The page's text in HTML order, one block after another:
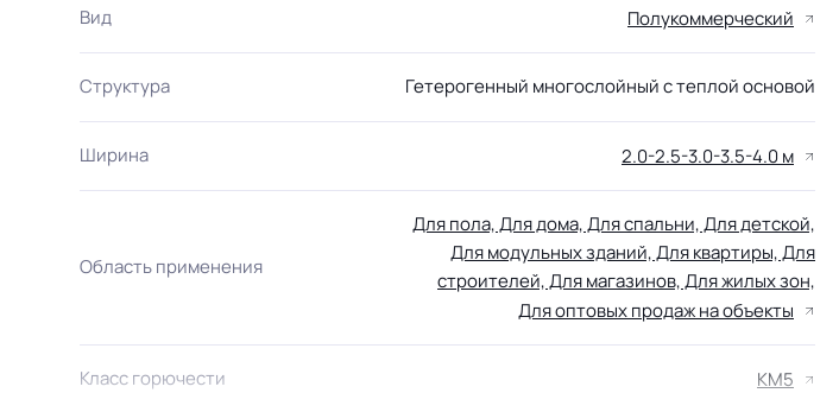
Вид Полукоммерческий
Структура Гетерогенный многослойный с теплой основой
Ширина 2.0-2.5-3.0-3.5-4.0 м
Область применения
Для пола, Для дома, Для спальни, Для детской,
Для модульных зданий, Для квартиры, Для
строителей, Для магазинов, Для жилых зон,
Для оптовых продаж на объекты
Класс горючести КМ5